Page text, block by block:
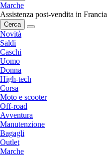
Marche
Assistenza post-vendita in Francia
Cerca
Novità
Saldi
Caschi
Uomo
Donna
High-tech
Corsa
Moto e scooter
Off-road
Avventura
Manutenzione
Bagagli
Outlet
Marche